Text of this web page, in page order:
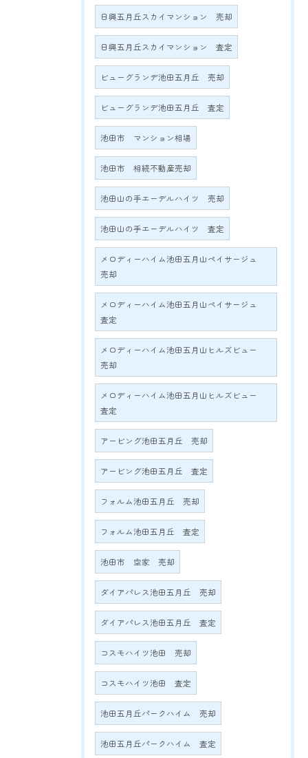
日興五月丘スカイマンション 売却
日興五月丘スカイマンション 査定
ビューグランデ池田五月丘 売却
ビューグランデ池田五月丘 査定
池田市 マンション相場
池田市 相続不動産売却
池田山の手エーデルハイツ 売却
池田山の手エーデルハイツ 査定
メロディーハイム池田五月山ペイサージュ
売却
メロディーハイム池田五月山ペイサージュ
査定
メロディーハイム池田五月山ヒルズビュー
売却
メロディーハイム池田五月山ヒルズビュー
査定
アービング池田五月丘 売却
アービング池田五月丘 査定
フォルム池田五月丘 売却
フォルム池田五月丘 査定
池田市 空家 売却
ダイアパレス池田五月丘 売却
ダイアパレス池田五月丘 査定
コスモハイツ池田 売却
コスモハイツ池田 査定
池田五月丘パークハイム 売却
池田五月丘パークハイム 査定